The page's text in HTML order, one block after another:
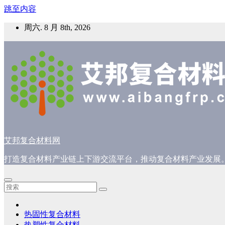
跳至内容
周六. 8 月 8th, 2026
艾邦复合材料网
打造复合材料产业链上下游交流平台，推动复合材料产业发展
热固性复合材料